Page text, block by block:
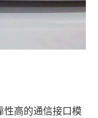
性高的通信接口模